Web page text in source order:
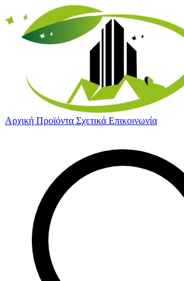
Αρχική Προϊόντα Σχετικά Επικοινωνία